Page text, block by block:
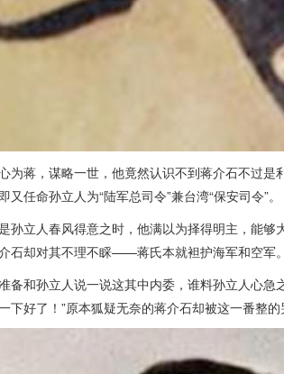
为蒋，谋略一世，他竟然认识不到蒋介石不过
又任命孙立人为“陆军总司令”兼台湾“保安司令”。
孙立人春风得意之时，他满以为择得明主，能
石却对其不理不睬——蒋氏本就袒护海军和空军。
备和孙立人说一说这其中内委，谁料孙立人心
下好了！”原本狐疑无奈的蒋介石却被这一番整